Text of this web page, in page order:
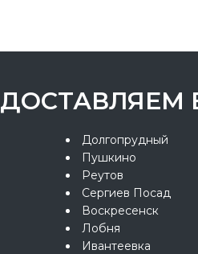
ДОСТАВЛЯЕМ
Долгопрудный
Пушкино
Реутов
Сергиев Посад
Воскресенск
Лобня
Ивантеевка